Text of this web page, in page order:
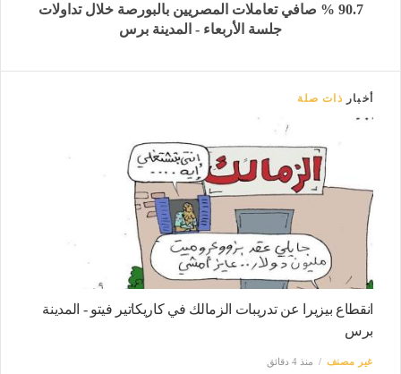
90.7 % صافي تعاملات المصريين بالبورصة خلال تداولات
جلسة الأربعاء - المدينة برس
أخبار ذات صلة
انقطاع بيزيرا عن تدريبات الزمالك في كاريكاتير فيتو - المدينة
برس
غير مصنف منذ 4 دقائق